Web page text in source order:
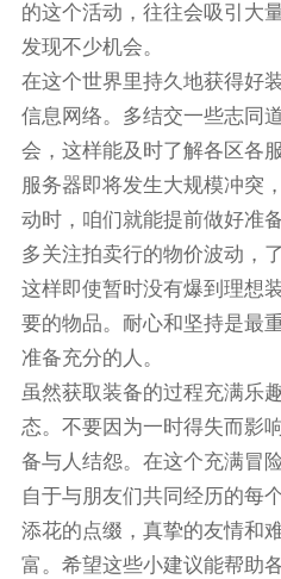
的这个活动，往往会吸引大
发现不少机会。
在这个世界里持久地获得好
信息网络。多结交一些志同
会，这样能及时了解各区各
服务器即将发生大规模冲突
动时，咱们就能提前做好准
多关注拍卖行的物价波动，
这样即使暂时没有爆到理想
要的物品。耐心和坚持是最
准备充分的人。
虽然获取装备的过程充满乐
态。不要因为一时得失而影
备与人结怨。在这个充满冒
自于与朋友们共同经历的每
添花的点缀，真挚的友情和
富。希望这些小建议能帮助